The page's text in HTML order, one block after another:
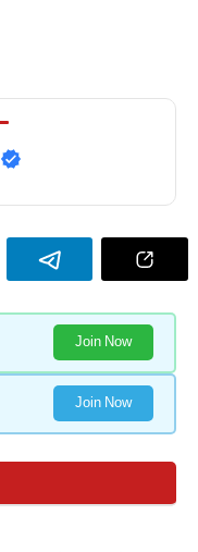
Join Now
Join Now